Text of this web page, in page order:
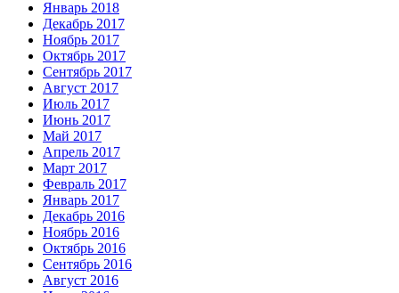
Январь 2018
Декабрь 2017
Ноябрь 2017
Октябрь 2017
Сентябрь 2017
Август 2017
Июль 2017
Июнь 2017
Май 2017
Апрель 2017
Март 2017
Февраль 2017
Январь 2017
Декабрь 2016
Ноябрь 2016
Октябрь 2016
Сентябрь 2016
Август 2016